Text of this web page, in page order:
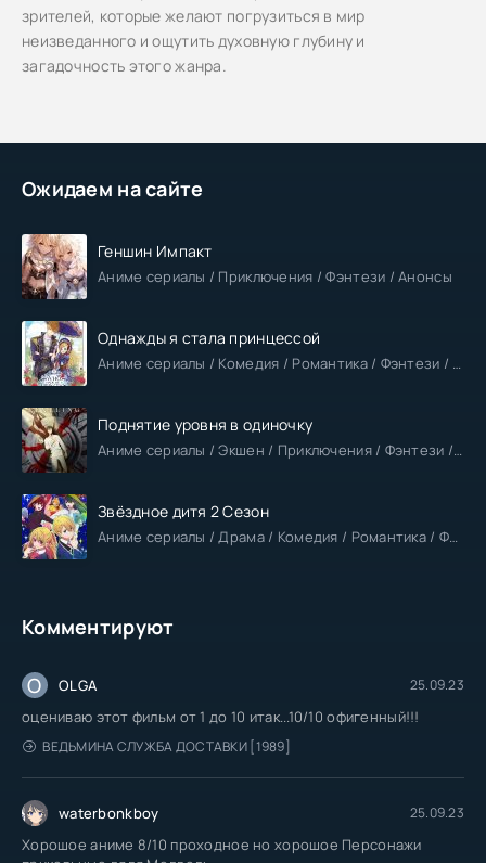
Ожидаем на сайте
Геншин Импакт
Аниме сериалы / Приключения / Фэнтези / Анонсы
Однажды я стала принцессой
Аниме сериалы / Комедия / Романтика / Фэнтези / Анонсы
Поднятие уровня в одиночку
Аниме сериалы / Экшен / Приключения / Фэнтези / Анонсы
Звёздное дитя 2 Сезон
Аниме сериалы / Драма / Комедия / Романтика / Фантастика / Анонсы
Комментируют
O OLGA 25.09.23
оцениваю этот фильм от 1 до 10 итак...10/10 офигенный!!!
ВЕДЬМИНА СЛУЖБА ДОСТАВКИ [1989]
waterbonkboy 25.09.23
Хорошое аниме 8/10 проходное но хорошое Персонажи
зрителей, которые желают погрузиться в мир
неизведанного и ощутить духовную глубину и
загадочность этого жанра.